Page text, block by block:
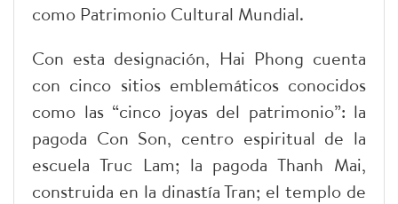
como Patrimonio Cultural Mundial.
Con esta designación, Hai Phong cuenta
con cinco sitios emblemáticos conocidos
como las “cinco joyas del patrimonio”: la
pagoda Con Son, centro espiritual de la
escuela Truc Lam; la pagoda Thanh Mai,
construida en la dinastía Tran; el templo de